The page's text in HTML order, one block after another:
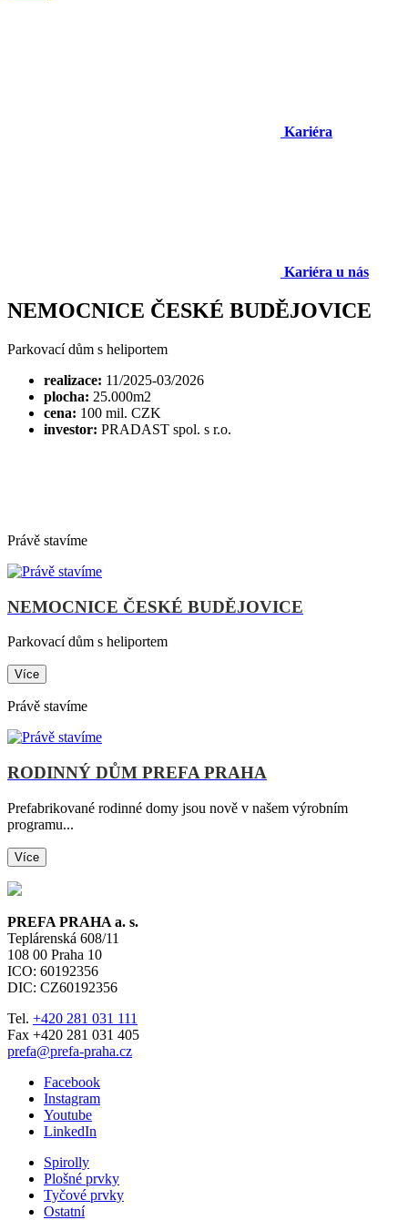
Kariéra
Kariéra u nás
NEMOCNICE ČESKÉ BUDĚJOVICE
Parkovací dům s heliportem
realizace: 11/2025-03/2026
plocha: 25.000m2
cena: 100 mil. CZK
investor: PRADAST spol. s r.o.
Právě stavíme
NEMOCNICE ČESKÉ BUDĚJOVICE
Parkovací dům s heliportem
Více
Právě stavíme
RODINNÝ DŮM PREFA PRAHA
Prefabrikované rodinné domy jsou nově v našem výrobním
programu...
Více
PREFA PRAHA a. s.
Teplárenská 608/11
108 00 Praha 10
ICO: 60192356
DIC: CZ60192356
Tel. +420 281 031 111
Fax +420 281 031 405
prefa@prefa-praha.cz
Facebook
Instagram
Youtube
LinkedIn
Spirolly
Plošné prvky
Tyčové prvky
Ostatní